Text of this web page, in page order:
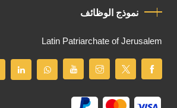
نموذج الوظائف
Latin Patriarchate of Jerusalem